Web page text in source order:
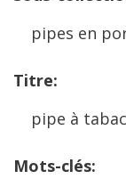
pipes en
Titre:
pipe à tabac
Mots-clés: